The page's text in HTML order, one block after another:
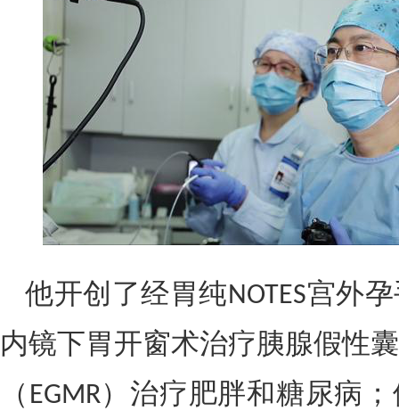
他开创了经胃纯NOTES宫外
内镜下胃开窗术治疗胰腺假性
（ EGMR）治疗肥胖和糖尿病